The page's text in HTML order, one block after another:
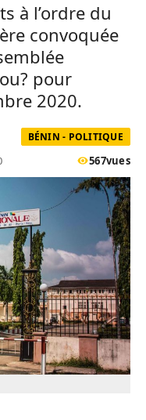
à l’ordre du
convoquée
pour
2020.
BÉNIN - POLITIQUE
567vues